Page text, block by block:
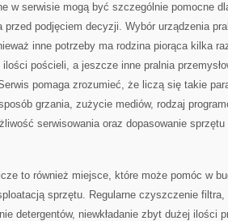
w serwisie mogą być szczególnie pomocne
przed podjęciem decyzji. Wybór urządzenia
inne potrzeby ma rodzina piorąca kilka
ilości pościeli, a jeszcze inne pralnia
pomaga zrozumieć, że liczą się takie
grzania, zużycie mediów, rodzaj
serwisowania oraz dopasowanie
to również miejsce, które może pomóc w
sprzętu. Regularne czyszczenie
detergentów, niewkładanie zbyt dużej ilości